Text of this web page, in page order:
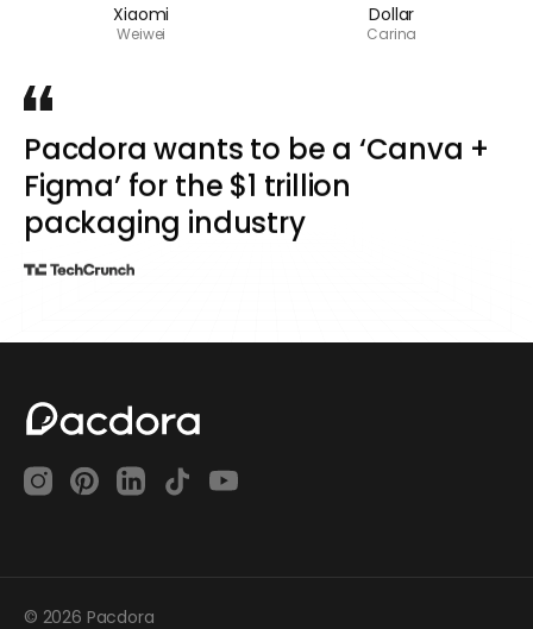
Xiaomi
Weiwei
Dollar
Carina
Pacdora wants to be a ‘Canva +
Figma’ for the $1 trillion
packaging industry
© 2026 Pacdora